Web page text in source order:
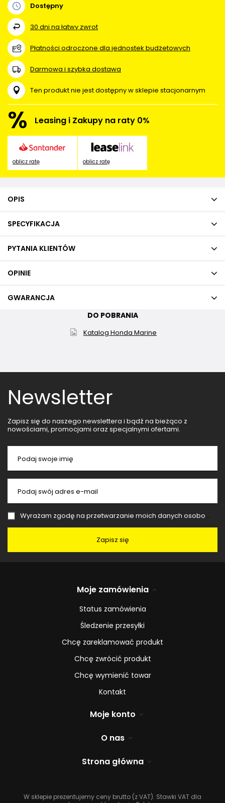
Dostępny
30 dni na łatwy zwrot
Płatności odroczone dla jednostek budżetowych
Darmowa i szybka dostawa
Ten produkt nie jest dostępny w sklepie stacjonarnym
% Leasing i Zakupy na raty 0%
oblicz ratę oblicz ratę
OPIS
SPECYFIKACJA
PYTANIA KLIENTÓW
OPINIE
GWARANCJA
DO POBRANIA
Katalog Honda Marine
Newsletter
Zapisz się do naszego newslettera i bądź na bieżąco z
nowościami, promocjami oraz specjalnymi ofertami.
Podaj swoje imię
Podaj swój adres e-mail
Wyrażam zgodę na przetwarzanie moich danych osobowych (adres e-mail) na potrzeby wysyłki newslettera z informacją handlową (marketing). Więcej w
Zapisz się
Moje zamówienia
Status zamówienia
Śledzenie przesyłki
Chcę zareklamować produkt
Chcę zwrócić produkt
Chcę wymienić towar
Kontakt
Moje konto
O nas
Strona główna
W sklepie prezentujemy ceny brutto (z VAT). Stawki VAT dla